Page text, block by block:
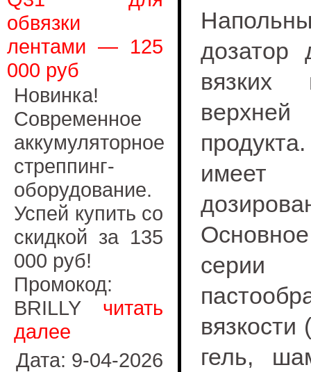
обвязки
лентами — 125
000 руб
Новинка!
Современное
аккумуляторное
стреппинг-
оборудование.
Успей купить со
скидкой за 135
000 руб!
Промокод:
BRILLY читать
далее
Дата: 9-04-2026
дозатор
вязких
имеет
серии
вязкости
гель,